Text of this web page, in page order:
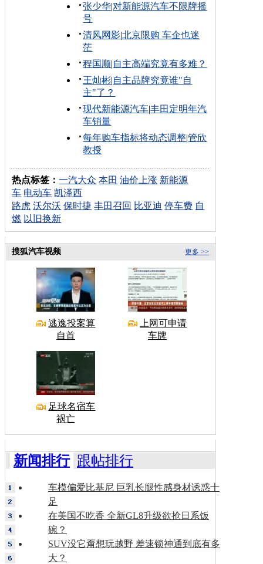
张少华|对新能源汽车不限牌摇
号
清风网影|北京限购 车企也迷
茫
程国顺|自主高端究竟有多难？
王灿彬|自主品牌究竟谁"自
主"了？
现代新能源汽车|丰田定明年汽
车销量
每年购车指标将动态调整|管欣
教授
热点标签：一汽大众 本田 油价上涨 新能源
车 电动车 凯泽西
路虎 沃尔沃 保时捷 丰田召回 比亚迪 停车费 自
燃 以旧换新
更多 >>
搜狐汽车视频
逃逸投案算
自首
上网可申请
车牌
足球名宿车
祸亡
新闻排行 跟帖排行
车模偏爱比基尼 巨乳长腿性感身材诱惑十
足
在美国不吃香 全新GL8升级欲抢日系饭
碗？
SUV没它甭想玩越野 差速锁神通到底有多
大？